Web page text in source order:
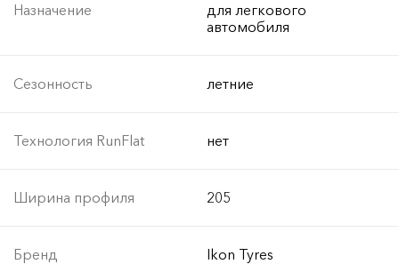
Назначение
для легкового
автомобиля
Сезонность летние
Технология RunFlat нет
Ширина профиля 205
Бренд Ikon Tyres